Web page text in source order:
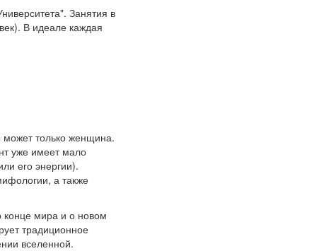
Занятия в
В идеале каждая
только женщина.
уже имеет мало
его энергии).
а также
конце мира и о новом
традиционное
вселенной.